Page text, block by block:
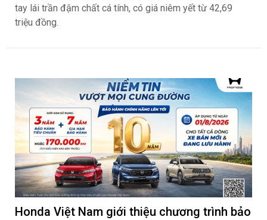
tay lái trần đậm chất cá tính, có giá niêm yết từ 42,69
triệu đồng.
Honda Việt Nam giới thiệu chương trình bảo